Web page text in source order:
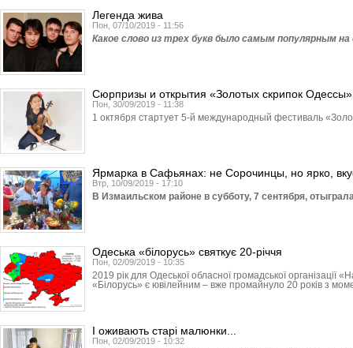
Легенда жива
Пон, 07/10/2019 - 11:56
Какое слово из трех букв было самым популярным
Сюрпризы и открытия «Золотых скрипок Одессы»
Пон, 30/09/2019 - 11:38
1 октября стартует 5-й международный фестиваль
Ярмарка в Сафьянах: не Сорочинцы, но ярко,
Втр, 10/09/2019 - 17:10
В Измаильском районе в субботу, 7 сентября,
Одеська «білорусь» святкує 20-річчя
Пон, 02/09/2019 - 10:35
2019 рік для Одеської обласної громадської організації
«Білорусь» є ювілейним – вже промайнуло 20 років з
І оживають старі малюнки...
Пон, 02/09/2019 - 10:32